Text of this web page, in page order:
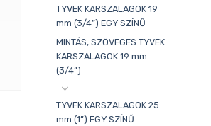
TYVEK KARSZALAGOK 19
mm (3/4”) EGY SZÍNŰ
MINTÁS, SZÖVEGES TYVEK
KARSZALAGOK 19 mm
(3/4”)
TYVEK KARSZALAGOK 25
mm (1”) EGY SZÍNŰ